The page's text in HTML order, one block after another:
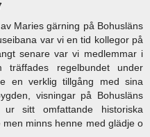
Maries gärning på Bohusläns
var vi en tid kollegor på
senare var vi medlemmar i
regelbundet under
en verklig tillgång med sina
visningar på Bohusläns
sitt omfattande historiska
minns henne med glädje o